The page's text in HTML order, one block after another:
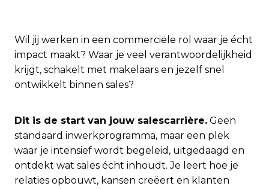
Wil jij werken in een commerciële rol waar je écht
impact maakt? Waar je veel verantwoordelijkheid
krijgt, schakelt met makelaars en jezelf snel
ontwikkelt binnen sales?
Dit is de start van jouw salescarrière. Geen
standaard inwerkprogramma, maar een plek
waar je intensief wordt begeleid, uitgedaagd en
ontdekt wat sales écht inhoudt. Je leert hoe je
relaties opbouwt, kansen creëert en klanten